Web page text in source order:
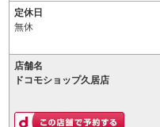
定休日
無休
店舗名
ドコモショップ久居店